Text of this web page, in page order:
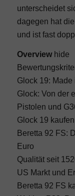
unterscheidet
dagegen hat
und ist fast
Overview hide
Glock 19: Made
Glock: Von der
Pistolen und
Glock 19 kaufen
Beretta 92 FS:
Euro
Qualität seit
US Markt und
Beretta 92 FS